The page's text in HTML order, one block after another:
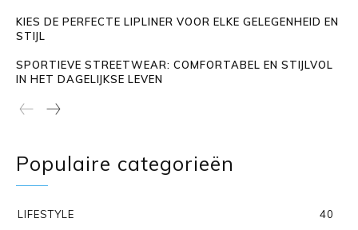
KIES DE PERFECTE LIPLINER VOOR ELKE GELEGENHEID EN
STIJL
SPORTIEVE STREETWEAR: COMFORTABEL EN STIJLVOL
IN HET DAGELIJKSE LEVEN
Populaire categorieën
LIFESTYLE
40